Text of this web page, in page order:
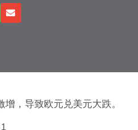
，导致欧元兑美元大跌。